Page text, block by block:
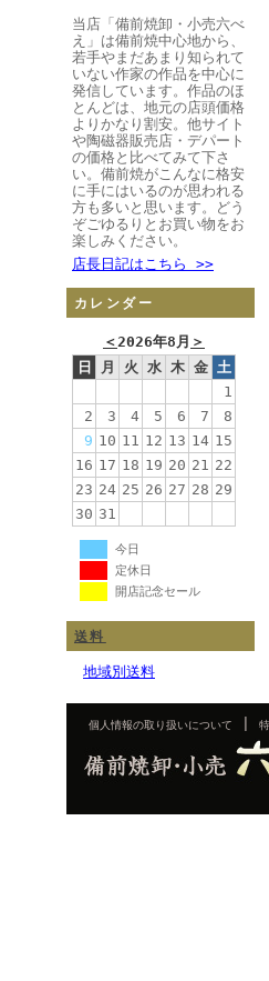
当店「備前焼卸・小売六べ
え」は備前焼中心地から、
若手やまだあまり知られて
いない作家の作品を中心に
発信しています。作品のほ
とんどは、地元の店頭価格
よりかなり割安。他サイト
や陶磁器販売店・デパート
の価格と比べてみて下さ
い。備前焼がこんなに格安
に手にはいるのが思われる
方も多いと思います。どう
ぞごゆるりとお買い物をお
楽しみください。
店長日記はこちら >>
カレンダー
＜2026年8月 ＞
日
月 火 水 木 金 土
1
2
3 4 5 6 7
8
9 10 11 12 13 14 15
16 17 18 19 20 21 22
23 24 25 26 27 28 29
30 31
今日
定休日
開店記念セール
送料
地域別送料
個人情報の取り扱いについて